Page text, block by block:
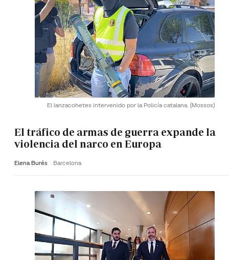
El lanzacohetes intervenido por la Policía catalana. (Mossos)
El tráfico de armas de guerra expande la
violencia del narco en Europa
Elena Burés Barcelona